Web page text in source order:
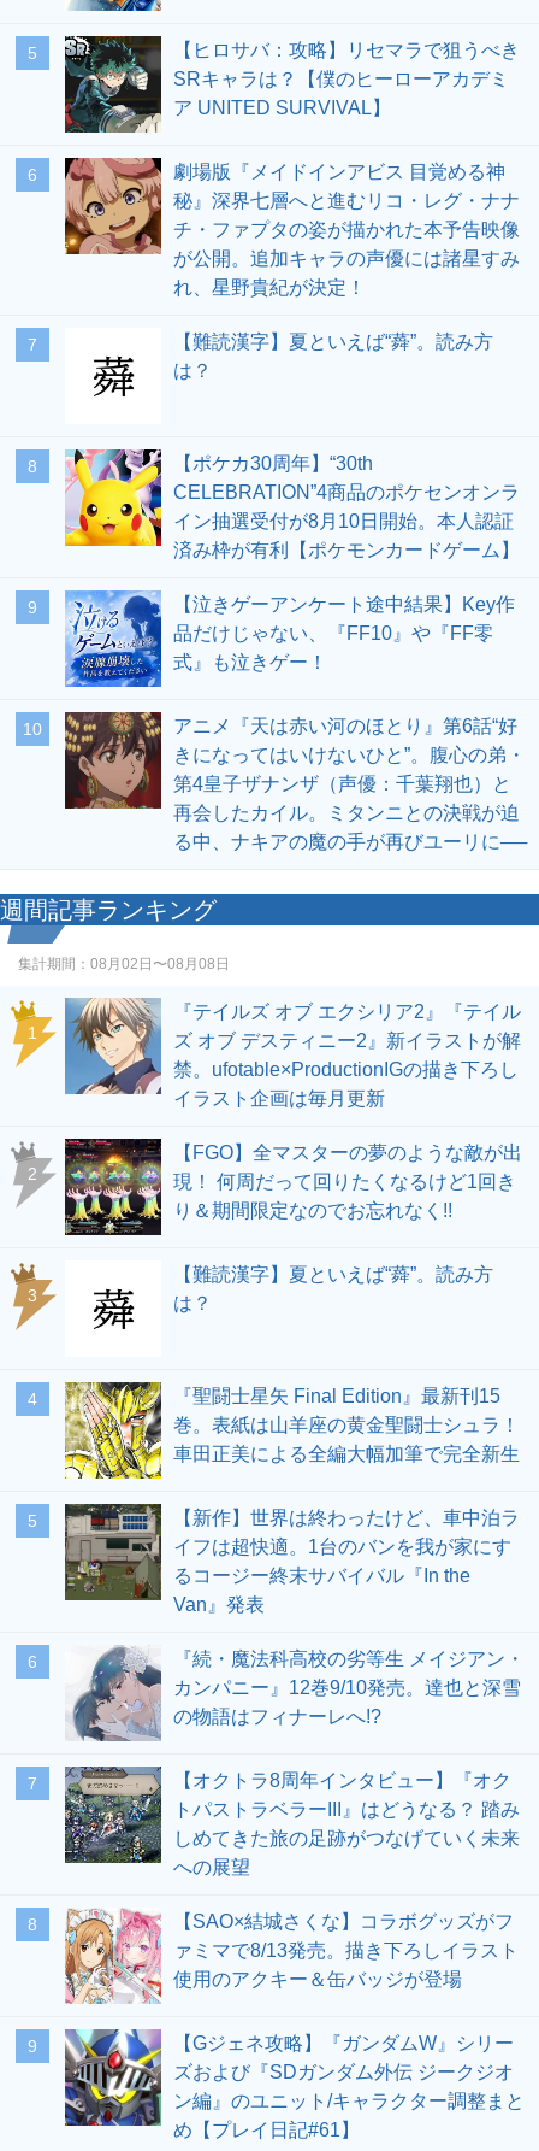
5
【ヒロサバ：攻略】リセマラで狙うべき
SRキャラは？【僕のヒーローアカデミ
ア UNITED SURVIVAL】
6
劇場版『メイドインアビス 目覚める神
秘』深界七層へと進むリコ・レグ・ナナ
チ・ファプタの姿が描かれた本予告映像
が公開。追加キャラの声優には諸星すみ
れ、星野貴紀が決定！
7
【難読漢字】夏といえば“蕣”。読み方
は？
8
【ポケカ30周年】“30th
CELEBRATION”4商品のポケセンオンラ
イン抽選受付が8月10日開始。本人認証
済み枠が有利【ポケモンカードゲーム】
9
【泣きゲーアンケート途中結果】Key作
品だけじゃない、『FF10』や『FF零
式』も泣きゲー！
10
アニメ『天は赤い河のほとり』第6話“好
きになってはいけないひと”。腹心の弟・
第4皇子ザナンザ（声優：千葉翔也）と
再会したカイル。ミタンニとの決戦が迫
る中、ナキアの魔の手が再びユーリに──
週間記事ランキング
集計期間： 08月02日〜08月08日
1
『テイルズ オブ エクシリア2』『テイル
ズ オブ デスティニー2』新イラストが解
禁。ufotable×ProductionIGの描き下ろし
イラスト企画は毎月更新
2
【FGO】全マスターの夢のような敵が出
現！ 何周だって回りたくなるけど1回き
り＆期間限定なのでお忘れなく!!
3
【難読漢字】夏といえば“蕣”。読み方
は？
4
『聖闘士星矢 Final Edition』最新刊15
巻。表紙は山羊座の黄金聖闘士シュラ！
車田正美による全編大幅加筆で完全新生
5
【新作】世界は終わったけど、車中泊ラ
イフは超快適。1台のバンを我が家にす
るコージー終末サバイバル『In the
Van』発表
6
『続・魔法科高校の劣等生 メイジアン・
カンパニー』12巻9/10発売。達也と深雪
の物語はフィナーレへ!?
7
【オクトラ8周年インタビュー】『オク
トパストラベラーIII』はどうなる？ 踏み
しめてきた旅の足跡がつなげていく未来
への展望
8
【SAO×結城さくな】コラボグッズがフ
ァミマで8/13発売。描き下ろしイラスト
使用のアクキー＆缶バッジが登場
9
【Gジェネ攻略】『ガンダムW』シリー
ズおよび『SDガンダム外伝 ジークジオ
ン編』のユニット/キャラクター調整まと
め【プレイ日記#61】